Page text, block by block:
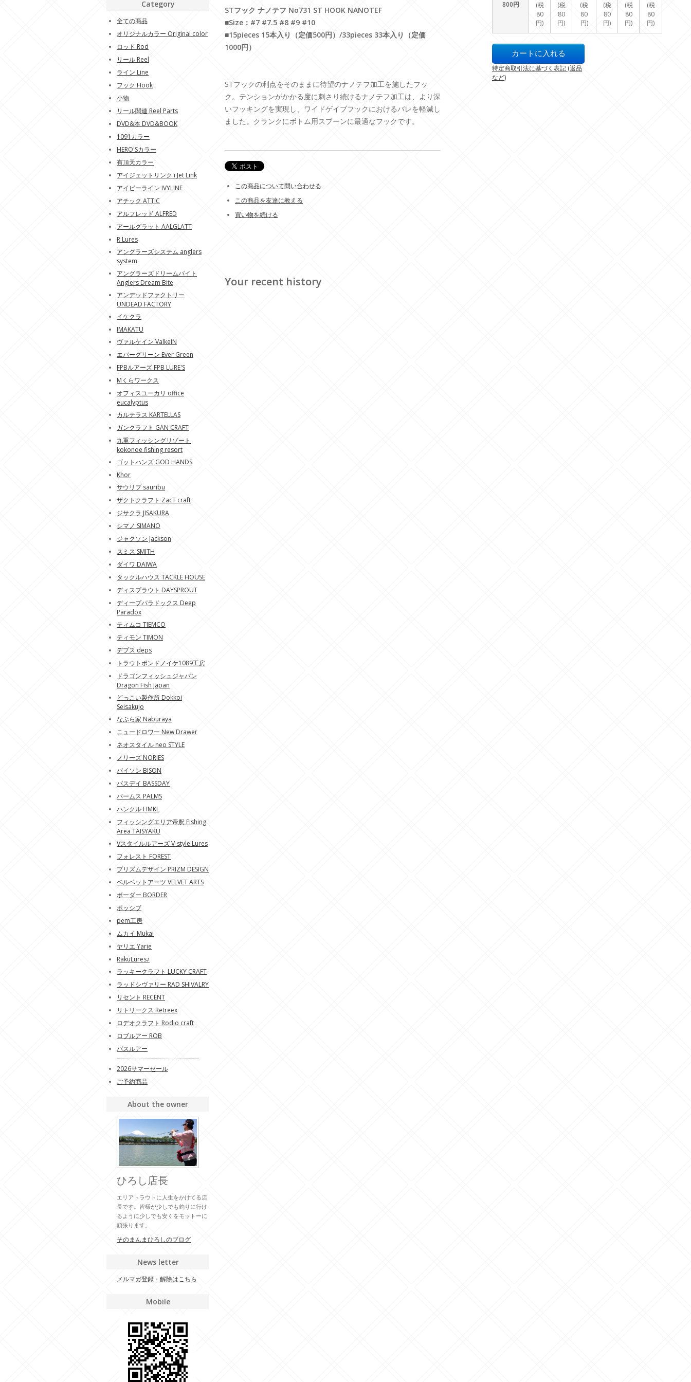
800円
(税
80
円)
(税
80
円)
(税
80
円)
(税
80
円)
(税
80
円)
(税
80
円)
特定商取引法に基づく表記 (返品
など)
STフック ナノテフ No731 ST HOOK NANOTEF
■Size：#7 #7.5 #8 #9 #10
■15pieces 15本入り（定価500円）/33pieces 33本入り（定価
1000円）
STフックの利点をそのままに待望のナノテフ加工を施したフッ
ク。テンションがかかる度に刺さり続けるナノテフ加工は、より深
いフッキングを実現し、ワイドゲイブフックにおけるバレを軽減し
ました。クランクにボトム用スプーンに最適なフックです。
この商品について問い合わせる
この商品を友達に教える
買い物を続ける
Your recent history
Category
全ての商品
オリジナルカラー Original color
ロッド Rod
リール Reel
ライン Line
フック Hook
小物
リール関連 Reel Parts
DVD&本 DVD&BOOK
1091カラー
HERO'Sカラー
有頂天カラー
アイジェットリンク i Jet Link
アイビーライン IVYLINE
アチック ATTIC
アルフレッド ALFRED
アールグラット AALGLATT
R Lures
アングラーズシステム anglers
system
アングラーズドリームバイト
Anglers Dream Bite
アンデッドファクトリー
UNDEAD FACTORY
イケクラ
IMAKATU
ヴァルケイン ValkeIN
エバーグリーン Ever Green
FPBルアーズ FPB LURE'S
Mくらワークス
オフィスユーカリ office
eucalyptus
カルテラス KARTELLAS
ガンクラフト GAN CRAFT
九重フィッシングリゾート
kokonoe fishing resort
ゴットハンズ GOD HANDS
Khor
サウリブ sauribu
ザクトクラフト ZacT craft
ジサクラ JISAKURA
シマノ SIMANO
ジャクソン Jackson
スミス SMITH
ダイワ DAIWA
タックルハウス TACKLE HOUSE
ディスプラウト DAYSPROUT
ディープパラドックス Deep
Paradox
ティムコ TIEMCO
ティモン TIMON
デプス deps
トラウトポンドノイケ1089工房
ドラゴンフィッシュジャパン
Dragon Fish Japan
どっこい製作所 Dokkoi
Seisakujo
なぶら家 Naburaya
ニュードロワー New Drawer
ネオスタイル neo STYLE
ノリーズ NORIES
バイソン BISON
バスデイ BASSDAY
パームス PALMS
ハンクル HMKL
フィッシングエリア帝釈 Fishing
Area TAISYAKU
Vスタイルルアーズ V-style Lures
フォレスト FOREST
プリズムデザイン PRIZM DESIGN
ベルベットアーツ VELVET ARTS
ボーダー BORDER
ポッシブ
pem工房
ムカイ Mukai
ヤリエ Yarie
RakuLures♪
ラッキークラフト LUCKY CRAFT
ラッドシヴァリー RAD SHIVALRY
リセント RECENT
リトリークス Retreex
ロデオクラフト Rodio craft
ロブルアー ROB
バスルアー
2026サマーセール
ご予約商品
About the owner
ひろし店長
エリアトラウトに人生をかけてる店
長です。皆様が少しでも釣りに行け
るように少しでも安くをモットーに
頑張ります。
そのまんまひろしのブログ
News letter
メルマガ登録・解除はこちら
Mobile